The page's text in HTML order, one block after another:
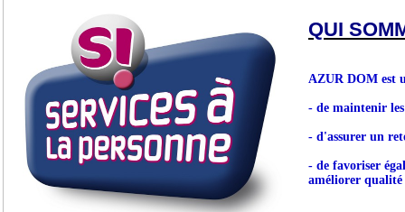
QUI
AZUR DOM est
- de maintenir les
- d'assurer un
- de favoriser
améliorer